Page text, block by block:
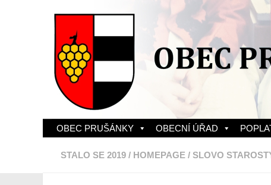
Skip to content
OBEC PRUŠÁNKY OBECNÍ ÚŘAD
STALO SE 2019 / HOMEPAGE / SLOVO